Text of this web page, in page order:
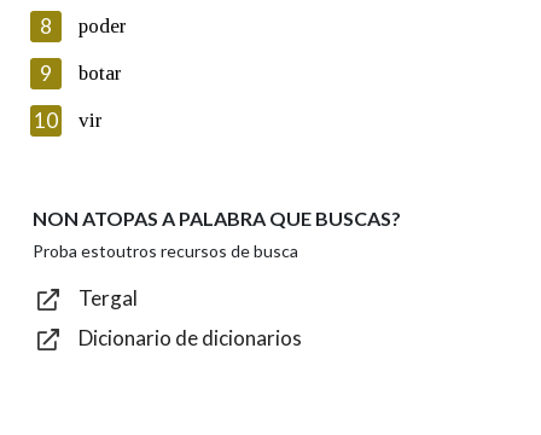
Lin e acepto as condicións da política de
Introduce o código que aparece na imaxe:
Texto de verificación
8 poder
9 botar
10 vir
NON ATOPAS A PALABRA QUE BUSCAS?
Proba estoutros recursos de busca
Tergal
Dicionario de dicionarios